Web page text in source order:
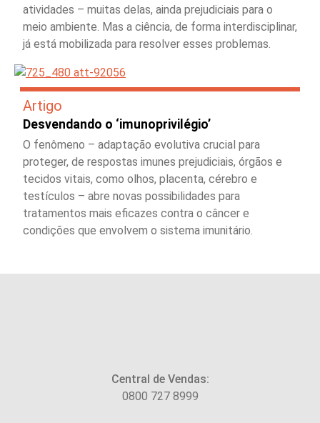
atividades – muitas delas, ainda prejudiciais para o
meio ambiente. Mas a ciência, de forma interdisciplinar,
já está mobilizada para resolver esses problemas.
Artigo
Desvendando o ‘imunoprivilégio’
O fenômeno – adaptação evolutiva crucial para
proteger, de respostas imunes prejudiciais, órgãos e
tecidos vitais, como olhos, placenta, cérebro e
testículos – abre novas possibilidades para
tratamentos mais eficazes contra o câncer e
condições que envolvem o sistema imunitário.
Central de Vendas:
0800 727 8999